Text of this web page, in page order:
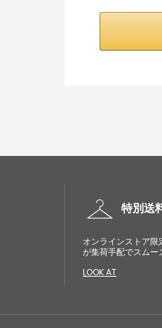
checkroom 特別送
オンラインストア限
が集荷手配でスムー
LOOK AT